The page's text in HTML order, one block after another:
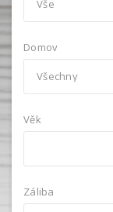
Domov
Věk
Záliba